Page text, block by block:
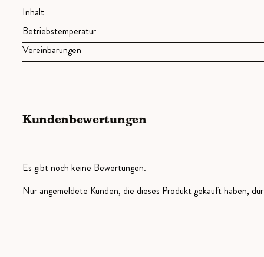
Inhalt
Betriebstemperatur
Vereinbarungen
Kundenbewertungen
Es gibt noch keine Bewertungen.
Nur angemeldete Kunden, die dieses Produkt gekauft haben,